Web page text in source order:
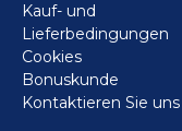
Kauf- und
Lieferbedingungen
Cookies
Bonuskunde
Kontaktieren Sie uns